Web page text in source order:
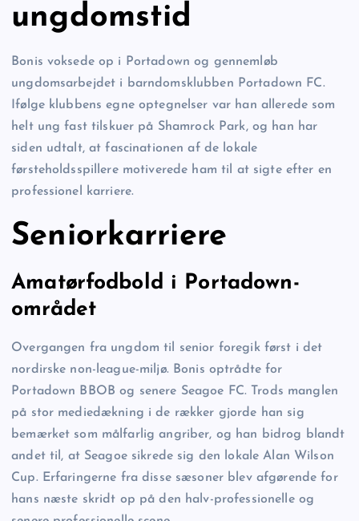
ungdomstid
Bonis voksede op i Portadown og gennemløb
ungdomsarbejdet i barndomsklubben Portadown FC.
Ifølge klubbens egne optegnelser var han allerede som
helt ung fast tilskuer på Shamrock Park, og han har
siden udtalt, at fascinationen af de lokale
førsteholdsspillere motiverede ham til at sigte efter en
professionel karriere.
Seniorkarriere
Amatørfodbold i Portadown-
området
Overgangen fra ungdom til senior foregik først i det
nordirske non-league-miljø. Bonis optrådte for
Portadown BBOB og senere Seagoe FC. Trods manglen
på stor mediedækning i de rækker gjorde han sig
bemærket som målfarlig angriber, og han bidrog blandt
andet til, at Seagoe sikrede sig den lokale Alan Wilson
Cup. Erfaringerne fra disse sæsoner blev afgørende for
hans næste skridt op på den halv-professionelle og